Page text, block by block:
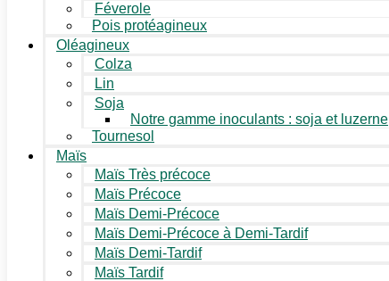
Féverole
Pois protéagineux
Oléagineux
Colza
Lin
Soja
Notre gamme inoculants : soja et luzerne
Tournesol
Maïs
Maïs Très précoce
Maïs Précoce
Maïs Demi-Précoce
Maïs Demi-Précoce à Demi-Tardif
Maïs Demi-Tardif
Maïs Tardif